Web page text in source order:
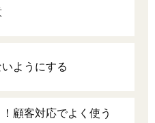
ようにする
顧客対応でよく使う